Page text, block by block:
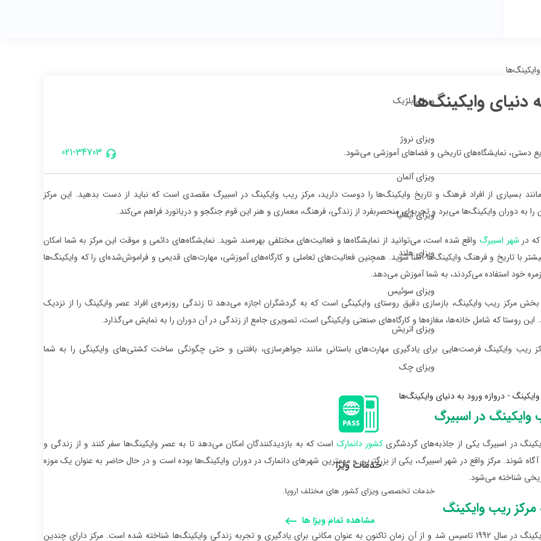
ویزای بلژیک
ویزای نروژ
ویزای آلمان
ویزای ایتالیا
ویزای هلند
ویزای سوئیس
ویزای اتریش
ویزای چک
خدمات ویزا
خدمات تخصصی ویزای کشور های مختلف اروپا.
مشاهده تمام ویزا ها
دنیای وایکینگ‌ها
021-34703 دستی، نمایشگاه‌های تاریخی و فضاهای آموزشی می‌شود.
مانند بسیاری از افراد فرهنگ و تاریخ وایکینگ‌ها را دوست دارید، مرکز ریب وایکینگ در اسبیرگ مقصدی است که نباید از دست بدهید. این مرکز
را به دوران وایکینگ‌ها می‌برد و تجربه‌ای منحصربفرد از زندگی، فرهنگ، معماری و هنر این قوم جنگجو و دریانورد فراهم می‌کند.
در شهر اسبیرگ واقع شده است، می‌توانید از نمایشگاه‌ها و فعالیت‌های مختلفی بهره‌مند شوید. نمایشگاه‌های دائمی و موقت این مرکز به شما امکان
با تاریخ و فرهنگ وایکینگ‌ها آشنا شوید. همچنین فعالیت‌های تعاملی و کارگاه‌های آموزشی، مهارت‌های قدیمی و فراموش‌شده‌ای را که وایکینگ‌ها
خود استفاده می‌کردند، به شما آموزش می‌دهد.
بخش مرکز ریب وایکینگ، بازسازی دقیق روستای وایکینگی است که به گردشگران اجازه می‌دهد تا زندگی روزمره‌ی افراد عصر وایکینگ را از نزدیک
این روستا که شامل خانه‌ها، مغازه‌ها و کارگاه‌های صنعتی وایکینگی است، تصویری جامع از زندگی در آن دوران را به نمایش می‌گذارد.
ریب وایکینگ فرصت‌هایی برای یادگیری مهارت‌های باستانی مانند جواهرسازی، بافتنی و حتی چگونگی ساخت کشتی‌های وایکینگی را به شما
وایکینگ در اسبیرگ
در اسبیرگ یکی از جاذبه‌های گردشگریکشور دانمارک است که به بازدیدکنندگان امکان می‌دهد تا به عصر وایکینگ‌ها سفر کنند و از زندگی و
شوند. مرکز واقع در شهر اسبیرگ، یکی از بزرگترین و مهمترین شهرهای دانمارک در دوران وایکینگ‌ها بوده است و در حال حاضر به عنوان یک موزه
شناخته می‌شود.
مرکز ریب وایکینگ
مرکز ریب وایکینگ در سال 1992 تاسیس شد و از آن زمان تاکنون به عنوان مکانی برای یادگیری و تجربه زندگی وایکینگ‌ها شناخته شده است. مرکز دارای چندین